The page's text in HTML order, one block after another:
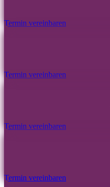
Termin vereinbaren
Termin vereinbaren
Termin vereinbaren
Termin vereinbaren